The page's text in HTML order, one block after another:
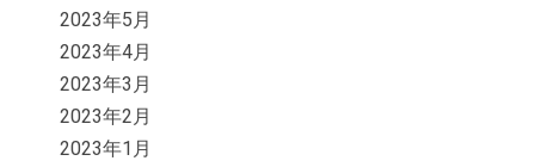
2023年5月
2023年4月
2023年3月
2023年2月
2023年1月